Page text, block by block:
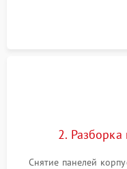
2. Разборка
Снятие панелей